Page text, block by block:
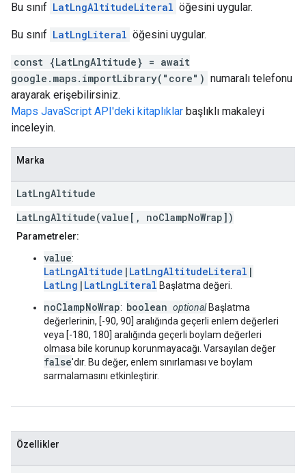
Bu sınıf LatLngAltitudeLiteral öğesini uygular.
Bu sınıf LatLngLiteral öğesini uygular.
const {LatLngAltitude} = await
google.maps.importLibrary("core") numaralı telefonu
arayarak erişebilirsiniz.
Maps JavaScript API'deki kitaplıklar başlıklı makaleyi
inceleyin.
Marka
LatLngAltitude
LatLngAltitude(value[, noClampNoWrap])
Parametreler:
value:
LatLngAltitude | LatLngAltitudeLiteral |
LatLng | LatLngLiteral Başlatma değeri.
noClampNoWrap: boolean optionalBaşlatma
değerlerinin, [-90, 90] aralığında geçerli enlem değerleri
veya [-180, 180] aralığında geçerli boylam değerleri
olmasa bile korunup korunmayacağı. Varsayılan değer
false'dır. Bu değer, enlem sınırlaması ve boylam
sarmalamasını etkinleştirir.
Özellikler